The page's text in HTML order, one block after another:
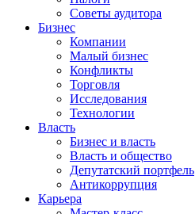
Советы аудитора
Бизнес
Компании
Малый бизнес
Конфликты
Торговля
Исследования
Технологии
Власть
Бизнес и власть
Власть и общество
Депутатский портфель
Антикоррупция
Карьера